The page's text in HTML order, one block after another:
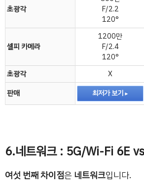
초광각
F/2.2
120°
셀피 카메라
1200만
F/2.4
120°
초광각 X
판매
최저가 보기
6.네트워크 : 5G/Wi-Fi 6E
여섯 번째 차이점은 네트워크입니다.